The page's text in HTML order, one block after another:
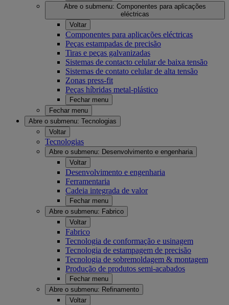
Abre o submenu: Componentes para aplicações
eléctricas
Voltar
Componentes para aplicações eléctricas
Peças estampadas de precisão
Tiras e peças galvanizadas
Sistemas de contacto celular de baixa tensão
Sistemas de contato celular de alta tensão
Zonas press-fit
Peças híbridas metal-plástico
Fechar menu
Fechar menu
Abre o submenu: Tecnologias
Voltar
Tecnologias
Abre o submenu: Desenvolvimento e engenharia
Voltar
Desenvolvimento e engenharia
Ferramentaria
Cadeia integrada de valor
Fechar menu
Abre o submenu: Fabrico
Voltar
Fabrico
Tecnologia de conformação e usinagem
Tecnologia de estampagem de precisão
Tecnologia de sobremoldagem & montagem
Produção de produtos semi-acabados
Fechar menu
Abre o submenu: Refinamento
Voltar